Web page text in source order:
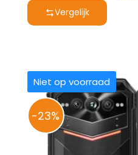
Vergelijk
Niet op voorraad
-23%